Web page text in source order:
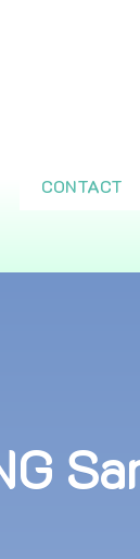
CONTACT